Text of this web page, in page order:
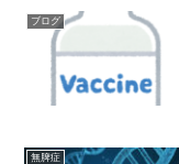
ブログ
無脾症